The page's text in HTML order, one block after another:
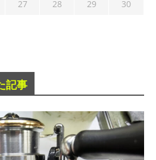
27 28 29
30
記事